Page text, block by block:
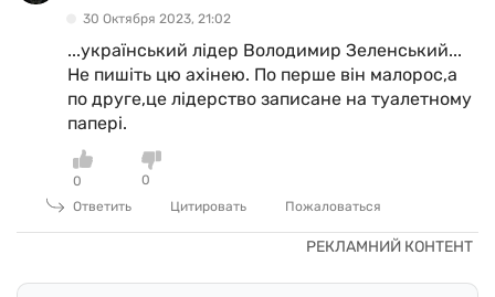
30 Октября 2023, 21:02
...український лідер Володимир Зеленський...
Не пишіть цю ахінею. По перше він малорос,а
по друге,це лідерство записане на туалетному
папері.
0
0
Ответить
Цитировать Пожаловаться